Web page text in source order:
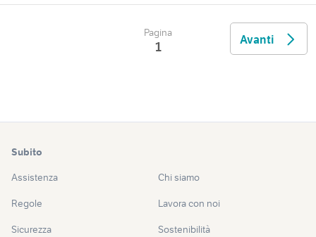
Pagina
1 Avanti
Subito
Assistenza
Regole
Sicurezza
Chi siamo
Lavora con noi
Sostenibilità